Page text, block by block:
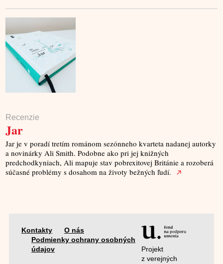
Recenzie
Jar
Jar je v poradí tretím románom sezónneho kvarteta nadanej autorky
a novinárky Ali Smith. Podobne ako pri jej knižných
predchodkyniach, Ali mapuje stav pobrexitovej Británie a rozoberá
súčasné problémy s dosahom na životy bežných ľudí.
Kontakty
O nás
Podmienky ochrany osobných
údajov
Projekt
z verejných